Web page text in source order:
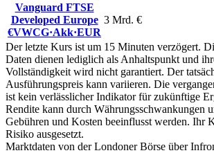
Vanguard FTSE
Developed Europe
€VWCG·Akk·EUR
3 Mrd. €
Der letzte Kurs ist um 15 Minuten verzögert.
Daten dienen lediglich als Anhaltspunkt und
Vollständigkeit wird nicht garantiert. Der
Ausführungspreis kann variieren. Die
ist kein verlässlicher Indikator für zukünftige
Rendite kann durch Währungsschwankungen
Gebühren und Kosten beeinflusst werden. Ihr
Risiko ausgesetzt.
Marktdaten von der Londoner Börse über